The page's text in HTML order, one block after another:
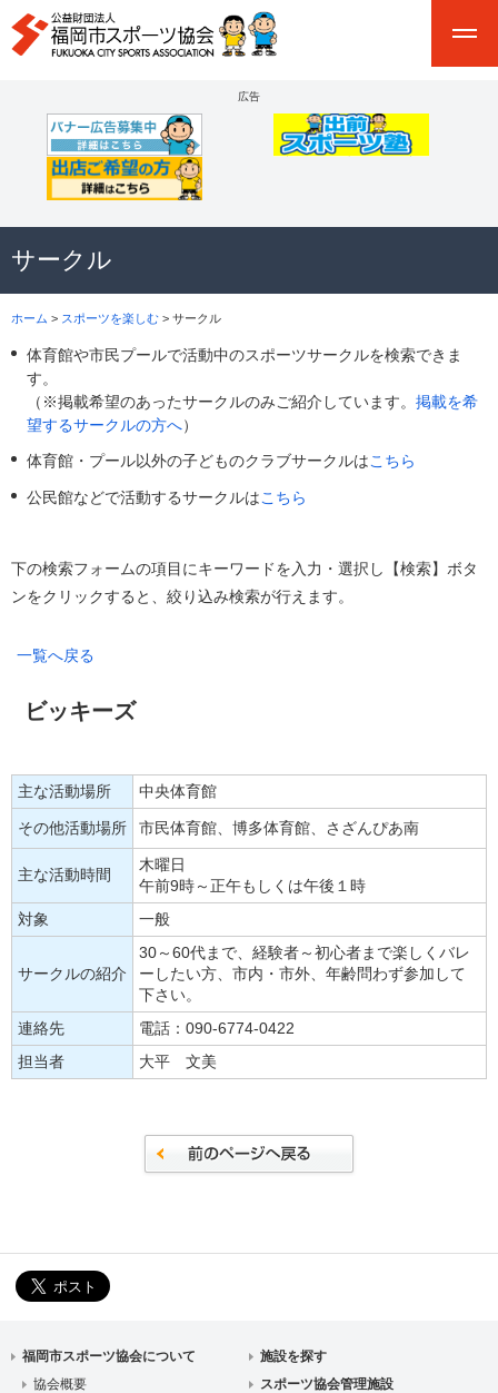
広告
サークル
ホーム > スポーツを楽しむ > サークル
体育館や市民プールで活動中のスポーツサークルを検索できま
す。
（※掲載希望のあったサークルのみご紹介しています。 掲載を希
望するサークルの方へ）
体育館・プール以外の子どものクラブサークルはこちら
公民館などで活動するサークルはこちら
下の検索フォームの項目にキーワードを入力・選択し【検索】ボタ
ンをクリックすると、絞り込み検索が行えます。
一覧へ戻る
ビッキーズ
主な活動場所 中央体育館
その他活動場所 市民体育館、博多体育館、さざんぴあ南
主な活動時間
木曜日
午前9時～正午もしくは午後１時
対象
一般
サークルの紹介
30～60代まで、経験者～初心者まで楽しくバレ
ーしたい方、市内・市外、年齢問わず参加して
下さい。
連絡先
電話：090-6774-0422
担当者
大平 文美
福岡市スポーツ協会について
協会概要
施設を探す
スポーツ協会管理施設